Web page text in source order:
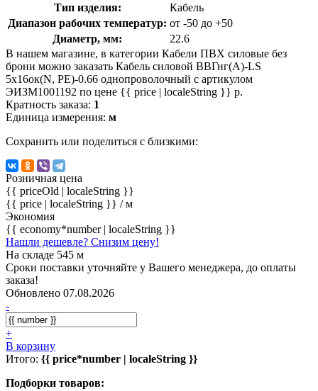
Тип изделия:
Кабель
Диапазон рабочих температур: от -50 до +50
Диаметр, мм:
22.6
В нашем магазине, в категории Кабели ПВХ силовые без
брони можно заказать Кабель силовой ВВГнг(А)-LS
5х16ок(N, PE)-0.66 однопроволочный с артикулом
ЭИЗМ1001192 по цене {{ price | localeString }} р.
Кратность заказа: 1
Единица измерения: м
Сохранить или поделиться с близкими:
Розничная цена
{{ priceOld | localeString }}
{{ price | localeString }} / м
Экономия
{{ economy*number | localeString }}
Нашли дешевле? Снизим цену!
На складе 545 м
Сроки поставки уточняйте у Вашего менеджера, до оплаты
заказа!
Обновлено 07.08.2026
-
+
В корзину
Итого: {{ price*number | localeString }}
Подборки товаров: